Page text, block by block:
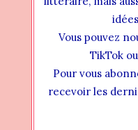
Vous pouvez
TikTok
Pour vous
recevoir les